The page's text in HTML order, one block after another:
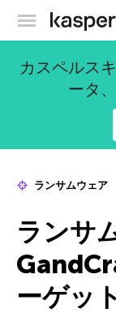
カスペルス
ータ
ランサムウェア
ランサ
ーゲッ